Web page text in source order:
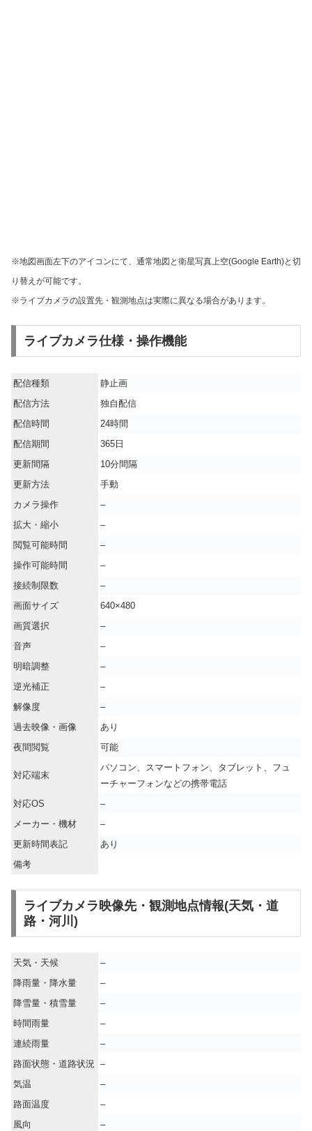
※地図画面左下のアイコンにて、通常地図と衛星写真上空(Google Earth)と切
り替えが可能です。
※ライブカメラの設置先・観測地点は実際に異なる場合があります。
ライブカメラ仕様・操作機能
配信種類
静止画
配信方法
独自配信
配信時間
24時間
配信期間
365日
更新間隔
10分間隔
更新方法
手動
カメラ操作
–
拡大・縮小
–
閲覧可能時間
–
操作可能時間
–
接続制限数
–
画面サイズ
640×480
画質選択
–
音声
–
明暗調整
–
逆光補正
–
解像度
–
過去映像・画像
あり
夜間閲覧
可能
対応端末
パソコン、スマートフォン、タブレット、フュ
ーチャーフォンなどの携帯電話
対応OS
–
メーカー・機材
–
更新時間表記
あり
備考
ライブカメラ映像先・観測地点情報(天気・道
路・河川)
天気・天候
–
降雨量・降水量
–
降雪量・積雪量
–
時間雨量
–
連続雨量
–
路面状態・道路状況 –
気温
–
路面温度
–
風向
–